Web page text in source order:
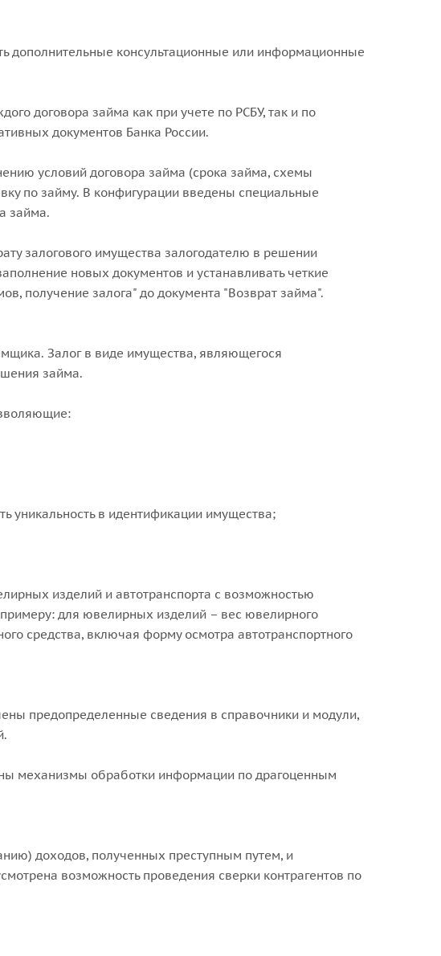
дополнительные консультационные или информационные
договора займа как при учете по РСБУ, так и по
документов Банка России.
условий договора займа (срока займа, схемы
по займу. В конфигурации введены специальные
займа.
залогового имущества залогодателю в решении
новых документов и устанавливать четкие
получение залога" до документа "Возврат займа".
Залог в виде имущества, являющегося
займа.
уникальность в идентификации имущества;
изделий и автотранспорта с возможностью
для ювелирных изделий – вес ювелирного
средства, включая форму осмотра автотранспортного
предопределенные сведения в справочники и модули,
механизмы обработки информации по драгоценным
доходов, полученных преступным путем, и
возможность проведения сверки контрагентов по